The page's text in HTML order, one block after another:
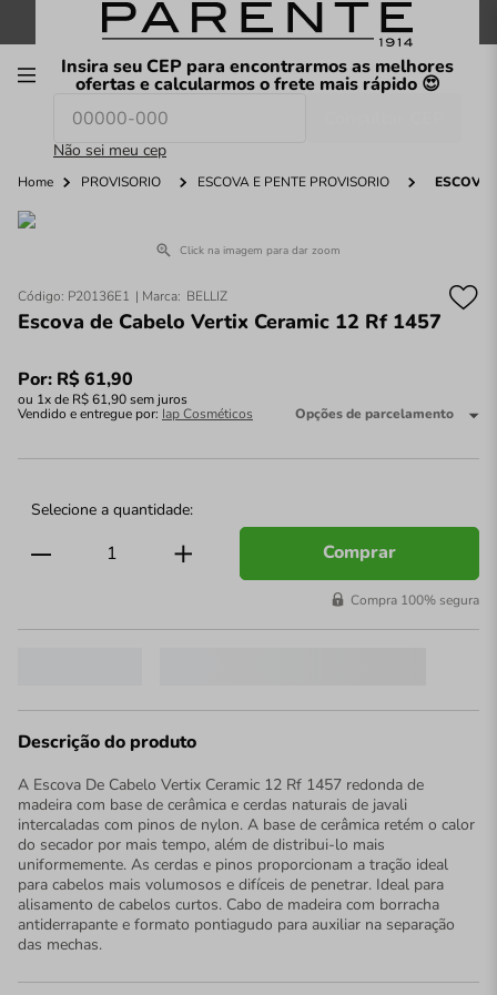
FRETE GRÁTIS nas compras a partir de R$199
Insira seu CEP para encontrarmos as melhores
ofertas e calcularmos o frete mais rápido 😍
Não sei meu cep
O que você procura hoje?
Home PROVISÓRIO ESCOVA E PENTE PROVISÓRIO ESCOVA
Click na imagem para dar zoom
Código: P20136E1 BELLIZ
Escova de Cabelo Vertix Ceramic 12 Rf 1457
Por: R$61,90
ou 1x de R$61,90sem juros
Vendido e entregue por: Iap Cosméticos Opções de parcelamento
Comprar
Compra 100% segura
Descrição do produto
A Escova De Cabelo Vertix Ceramic 12 Rf 1457 redonda de
madeira com base de cerâmica e cerdas naturais de javali
intercaladas com pinos de nylon. A base de cerâmica retém o calor
do secador por mais tempo, além de distribui-lo mais
uniformemente. As cerdas e pinos proporcionam a tração ideal
para cabelos mais volumosos e difíceis de penetrar. Ideal para
alisamento de cabelos curtos. Cabo de madeira com borracha
antiderrapante e formato pontiagudo para auxiliar na separação
das mechas.